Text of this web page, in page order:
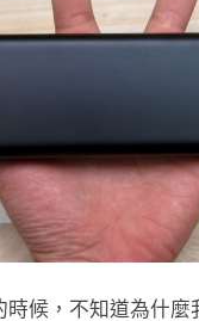
時候，不知道為什麼